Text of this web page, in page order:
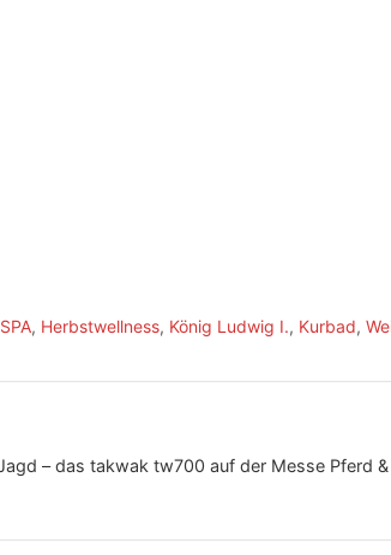
, Herbstwellness, König Ludwig I., Kurbad,
– das takwak tw700 auf der Messe Pferd &